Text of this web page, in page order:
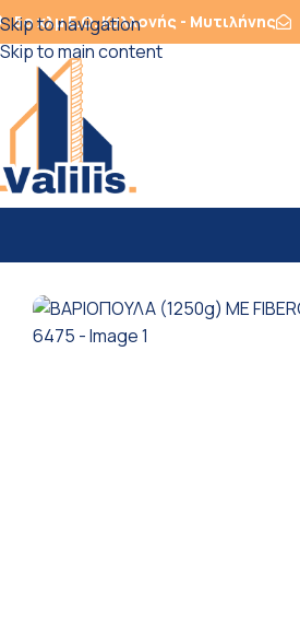
Skip to navigation
Skip to main content
5ο χλμ Ε.Ο. Καλλονής - Μυτιλήνης